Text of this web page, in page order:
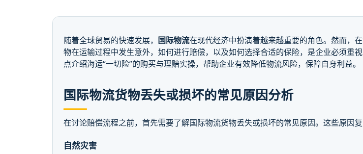
随着全球贸易的快速发展， 国际物流在现代经济中扮演着越来越重要的角色。然而，
物在运输过程中发生意外，如何进行赔偿，以及如何选择合适的保险，是企业必须重
点介绍海运“一切险”的购买与理赔实操，帮助企业有效降低物流风险，保障自身利益。
国际物流货物丢失或损坏的常见原因分析
在讨论赔偿流程之前，首先需要了解国际物流货物丢失或损坏的常见原因。这些原因复
自然灾害